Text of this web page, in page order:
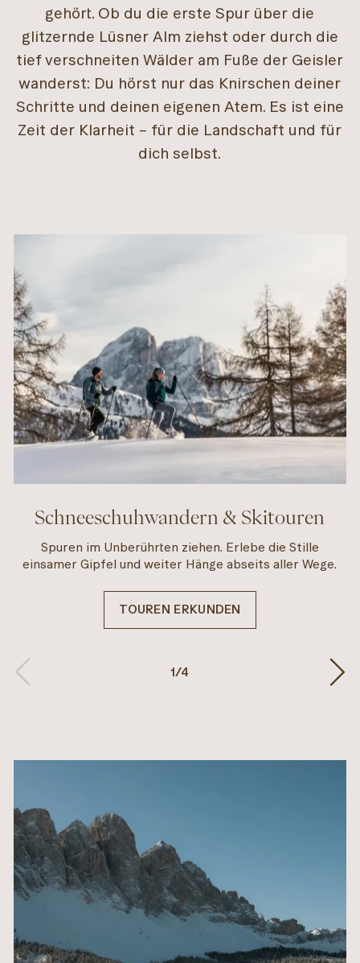
gehört. Ob du die erste Spur über die
glitzernde Lüsner Alm ziehst oder durch die
tief verschneiten Wälder am Fuße der Geisler
wanderst: Du hörst nur das Knirschen deiner
Schritte und deinen eigenen Atem. Es ist eine
Zeit der Klarheit – für die Landschaft und für
dich selbst.
Schneeschuhwandern & Skitouren
Spuren im Unberührten ziehen. Erlebe die Stille
einsamer Gipfel und weiter Hänge abseits aller Wege.
TOUREN ERKUNDEN
1/4